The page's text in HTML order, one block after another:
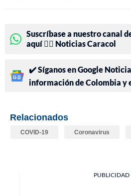
Suscríbase a nuestro canal
aquí 👉🏻 Noticias Caracol
✔️ Síganos en Google
información de Colombia y
Relacionados
COVID-19 Coronavirus
PUBLICIDAD